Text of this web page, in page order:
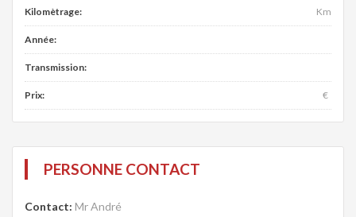
Kilomètrage: Km
Année:
Transmission:
Prix: €
PERSONNE CONTACT
Contact: Mr André